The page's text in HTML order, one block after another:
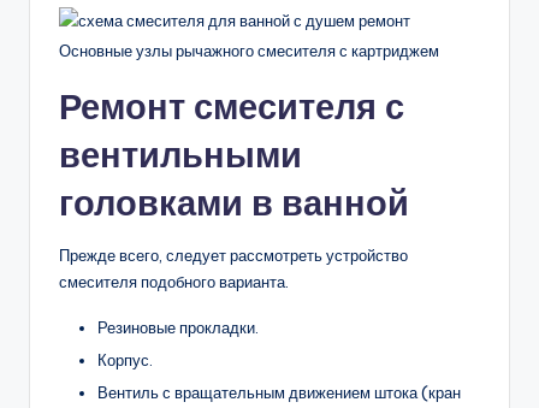
Основные узлы рычажного смесителя с картриджем
Ремонт смесителя с
вентильными
головками в ванной
Прежде всего, следует рассмотреть устройство
смесителя подобного варианта.
Резиновые прокладки.
Корпус.
Вентиль с вращательным движением штока (кран